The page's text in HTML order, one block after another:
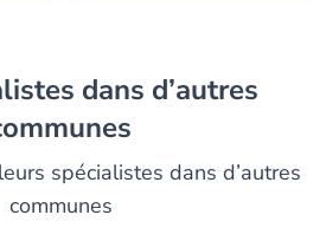
spécialistes dans d’autres
communes